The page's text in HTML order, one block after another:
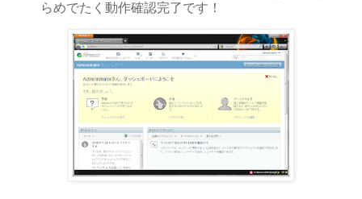
らめでたく動作確認完了です！